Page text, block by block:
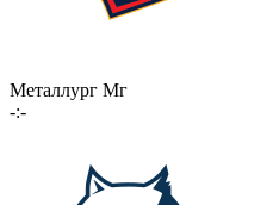
Металлург Мг
-:-